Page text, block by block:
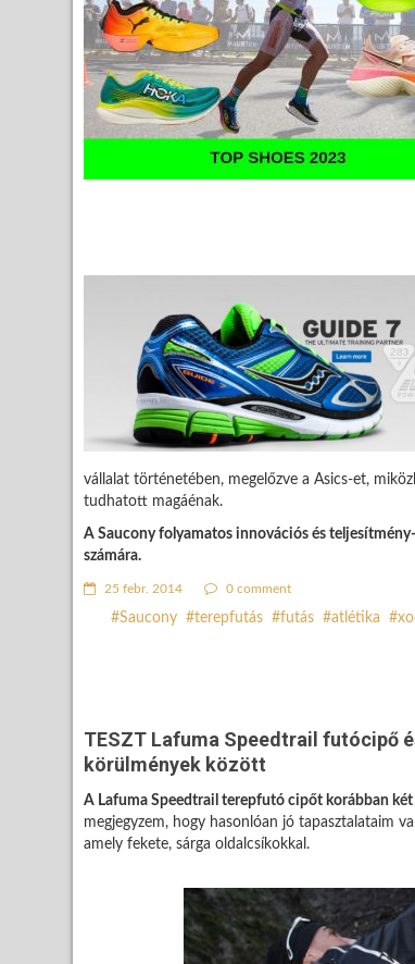
vállalat történetében, megelőzve a Asics-et,
tudhatott magáénak.
A Saucony folyamatos innovációs és
számára.
25 febr. 2014 0 comment
Saucony terepfutás futás atlétika
TESZT Lafuma Speedtrail futócipő
körülmények között
A Lafuma Speedtrail terepfutó cipőt korábban
megjegyzem, hogy hasonlóan jó tapasztalataim
amely fekete, sárga oldalcsíkokkal.